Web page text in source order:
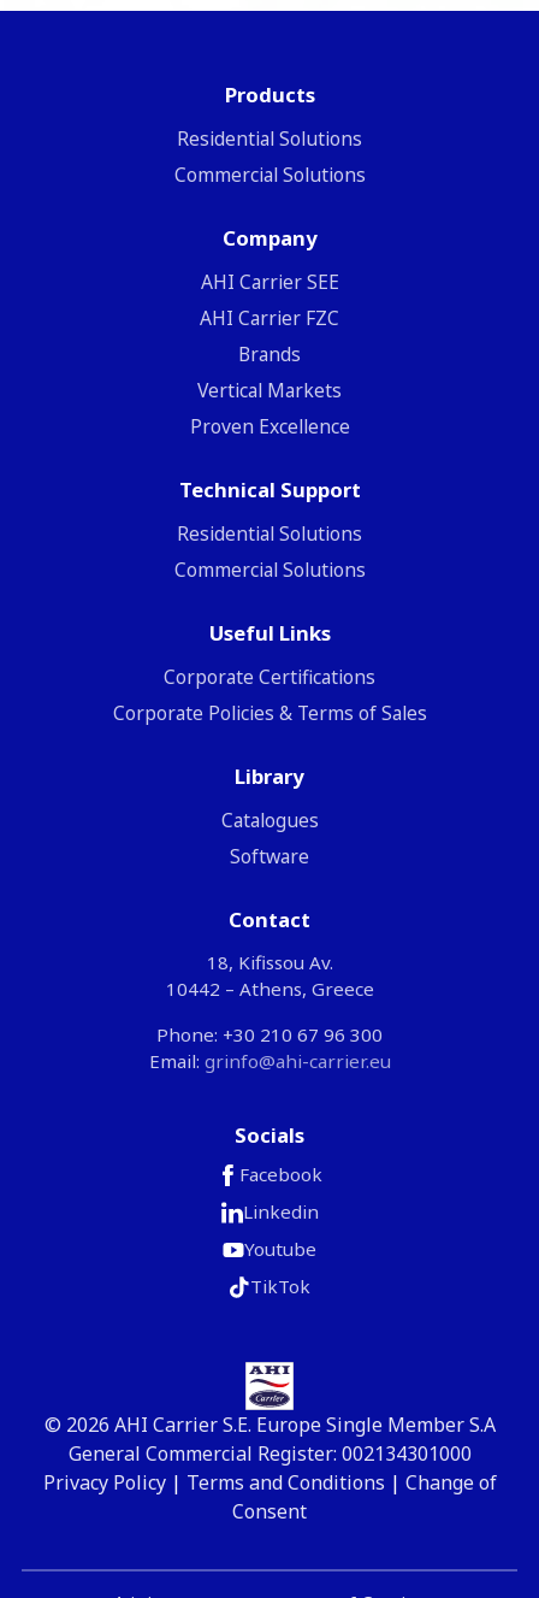
Products
Residential Solutions
Commercial Solutions
Company
ΑΗΙ Carrier SEE
AHI Carrier FZC
Brands
Vertical Markets
Proven Excellence
Technical Support
Residential Solutions
Commercial Solutions
Useful Links
Corporate Certifications
Corporate Policies & Terms of Sales
Library
Catalogues
Software
Contact
18, Kifissou Av.
10442 – Athens, Greece
Phone: +30 210 67 96 300
Email: grinfo@ahi-carrier.eu
Socials
Facebook
Linkedin
Youtube
TikTok
© 2026 AHI Carrier S.E. Europe Single Member S.A
General Commercial Register: 002134301000
Privacy Policy| Terms and Conditions | Change of
Consent